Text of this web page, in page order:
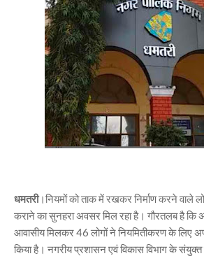
धमतरी।नियमों को ताक में रखकर निर्माण करने वाले
कराने का सुनहरा अवसर मिल रहा है। गौरतलब है कि
आवासीय मिलकर 46 लोगों ने नियमितीकरण के लिए
किया है। नगरीय प्रशासन एवं विकास विभाग के